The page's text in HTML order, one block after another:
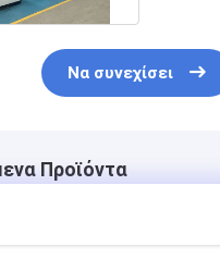
Να συνεχίσει
Προϊόντα